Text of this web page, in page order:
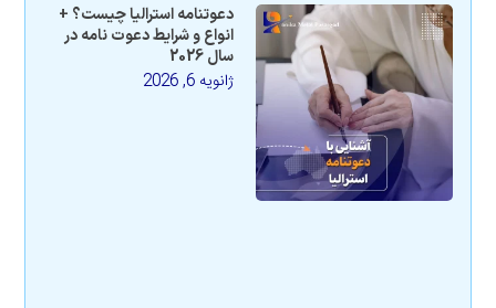
دعوتنامه استرالیا چیست؟ +
انواع و شرایط دعوت نامه در
سال 2026
ژانویه 6, 2026